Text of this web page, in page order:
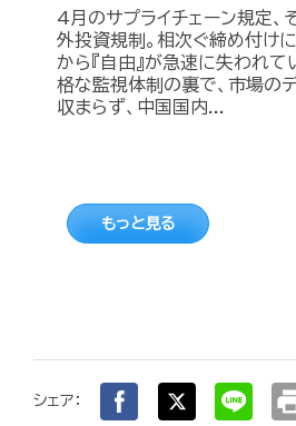
4月のサプライチェーン規定
外投資規制。相次ぐ締め付け
から『自由』が急速に失われて
格な監視体制の裏で、市場の
収まらず、中国国内...
もっと見る
シェア：